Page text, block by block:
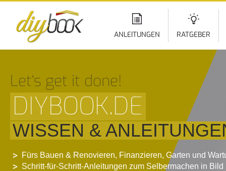
ANLEITUNGEN RATGEBER
Let‘s get it done!
DIYBOOK.DE
WISSEN &
Fürs Bauen & Renovieren, Finanzieren, Garten und
Schritt-für-Schritt-Anleitungen zum Selbermachen in Bild